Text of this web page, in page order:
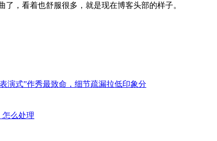
，看着也舒服很多，就是现在博客头部的样子。
演式”作秀最致命，细节疏漏拉低印象分
怎么处理